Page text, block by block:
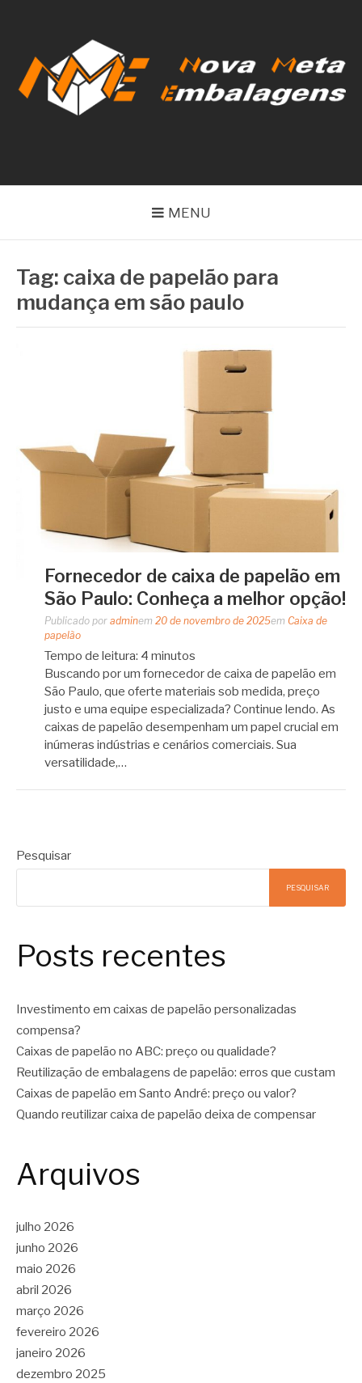
conteúdo
MENU
Tag: caixa de papelão para
mudança em são paulo
Fornecedor de caixa de papelão em
São Paulo: Conheça a melhor opção!
Publicado por adminem 20 de novembro de 2025em Caixa de
papelão
Tempo de leitura: 4 minutos
Buscando por um fornecedor de caixa de papelão em
São Paulo, que oferte materiais sob medida, preço
justo e uma equipe especializada? Continue lendo. As
caixas de papelão desempenham um papel crucial em
inúmeras indústrias e cenários comerciais. Sua
versatilidade,…
Pesquisar
PESQUISAR
Posts recentes
Investimento em caixas de papelão personalizadas
compensa?
Caixas de papelão no ABC: preço ou qualidade?
Reutilização de embalagens de papelão: erros que custam
Caixas de papelão em Santo André: preço ou valor?
Quando reutilizar caixa de papelão deixa de compensar
Arquivos
julho 2026
junho 2026
maio 2026
abril 2026
março 2026
fevereiro 2026
janeiro 2026
dezembro 2025